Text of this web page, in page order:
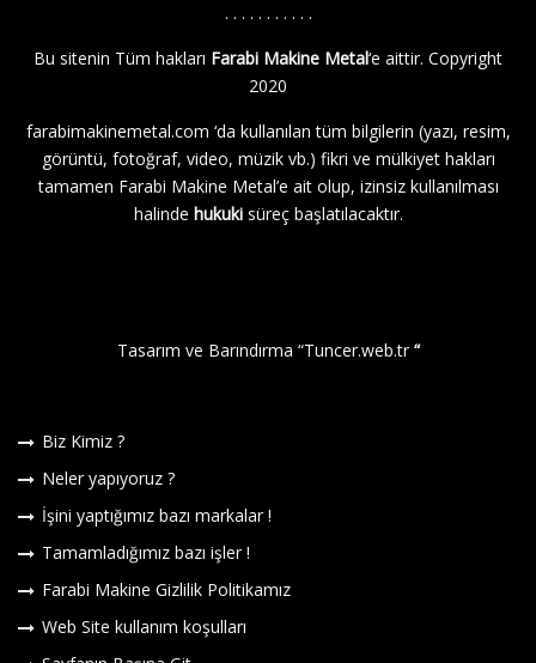
. . . . . . . . . . .
Bu sitenin Tüm hakları Farabi Makine Metal‘e aittir. Copyright
2020
farabimakinemetal.com ‘da kullanılan tüm bilgilerin (yazı, resim,
görüntü, fotoğraf, video, müzik vb.) fikri ve mülkiyet hakları
tamamen Farabi Makine Metal’e ait olup, izinsiz kullanılması
halinde hukukisüreç başlatılacaktır.
Tasarım ve Barındırma “Tuncer.web.tr“
Biz Kimiz ?
Neler yapıyoruz ?
İşini yaptığımız bazı markalar !
Tamamladığımız bazı işler !
Farabi Makine Gizlilik Politikamız
Web Site kullanım koşulları